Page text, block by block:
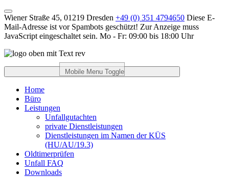
Wiener Straße 45, 01219 Dresden +49 (0) 351 4794650 Diese E-
Mail-Adresse ist vor Spambots geschützt! Zur Anzeige muss
JavaScript eingeschaltet sein. Mo - Fr: 09:00 bis 18:00 Uhr
Mobile Menu Toggle
Home
Büro
Leistungen
Unfallgutachten
private Dienstleistungen
Dienstleistungen im Namen der KÜS
(HU/AU/19.3)
Oldtimerprüfen
Unfall FAQ
Downloads